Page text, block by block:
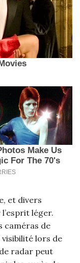
et divers
léger.
caméras de
lors de
radar peut